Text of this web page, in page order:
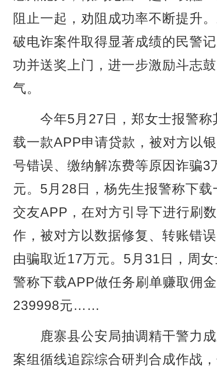
阻止一起，劝阻成功率不断提升
破电诈案件取得显著成绩的民警
功并送奖上门，进一步激励斗志
气。
今年5月27日，郑女士报警称
载一款APP申请贷款，被对方以
号错误、缴纳解冻费等原因诈骗3
元。5月28日，杨先生报警称下载
交友APP，在对方引导下进行刷
作，被对方以数据修复、转账错
由骗取近17万元。5月31日，周
警称下载APP做任务刷单赚取佣
239998元……
鹿寨县公安局抽调精干警力
案组循线追踪综合研判合成作战